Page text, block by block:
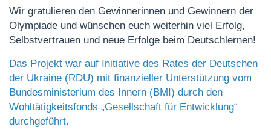
Wir gratulieren den Gewinnerinnen und Gewinnern der
Olympiade und wünschen euch weiterhin viel Erfolg,
Selbstvertrauen und neue Erfolge beim Deutschlernen!
Das Projekt war auf Initiative des Rates der Deutschen
der Ukraine (RDU) mit finanzieller Unterstützung vom
Bundesministerium des Innern (BMI) durch den
Wohltätigkeitsfonds „Gesellschaft für Entwicklung“
durchgeführt.